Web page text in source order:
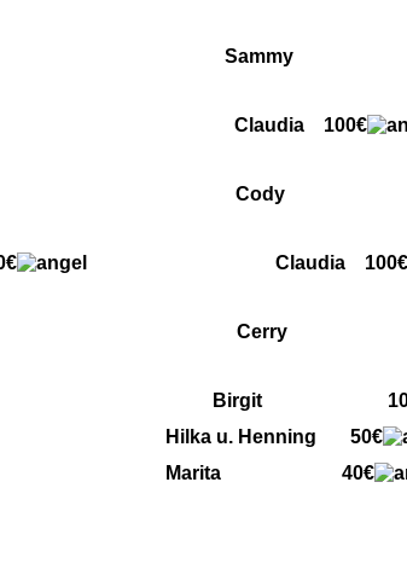
Claudia 100€
Claudia 100€
Cerry
50€
40€